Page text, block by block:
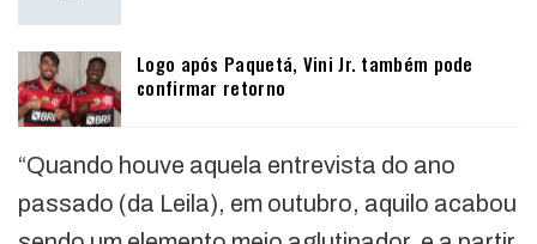
Logo após Paquetá, Vini Jr. também pode
confirmar retorno
“Quando houve aquela entrevista do ano
passado (da Leila), em outubro, aquilo acabou